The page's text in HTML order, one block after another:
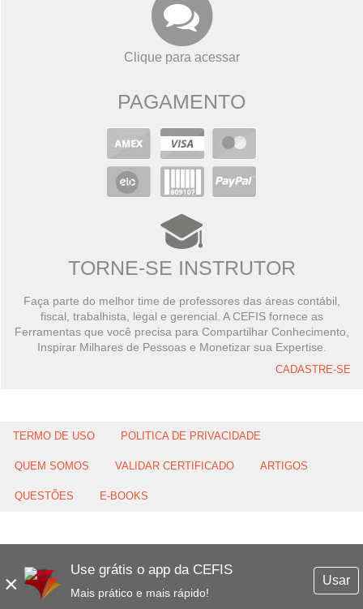
×
Use grátis o app da CEFIS
Mais prático e mais rápido!
Usar
Clique para acessar
PAGAMENTO
TORNE-SE INSTRUTOR
Faça parte do melhor time de professores das áreas contábil,
fiscal, trabalhista, legal e gerencial. A CEFIS fornece as
Ferramentas que você precisa para Compartilhar Conhecimento,
Inspirar Milhares de Pessoas e Monetizar sua Expertise.
CADASTRE-SE
TERMO DE USO POLITICA DE PRIVACIDADE
QUEM SOMOS VALIDAR CERTIFICADO ARTIGOS
QUESTÕES E-BOOKS